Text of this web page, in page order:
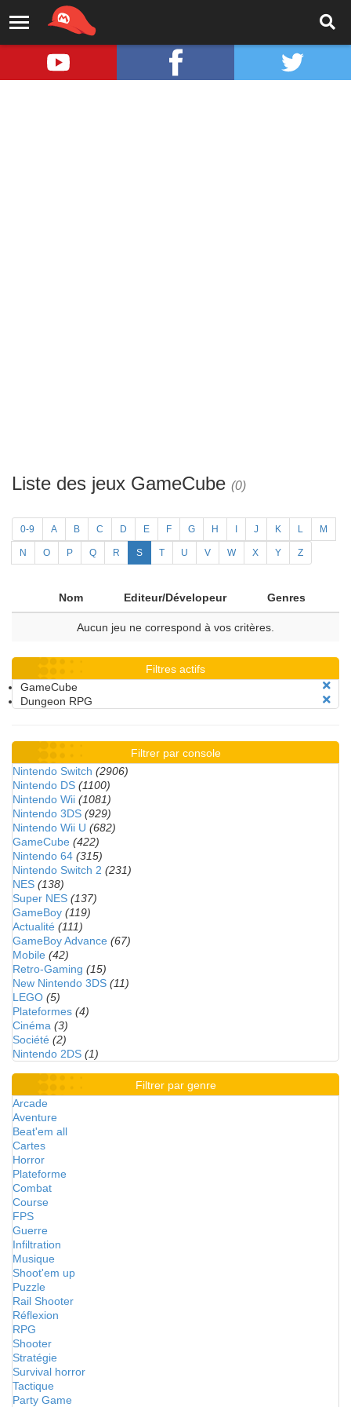
Liste des jeux GameCube (0)
0-9 A B C D E F G H J K L M
N O P Q R S T U V W X Y Z
Nom Editeur/Dévelopeur Genres
Aucun jeu ne correspond à vos critères.
Filtres actifs
GameCube
Dungeon RPG
Filtrer par console
Nintendo Switch (2906)
Nintendo DS (1100)
Nintendo Wii (1081)
Nintendo 3DS (929)
Nintendo Wii U (682)
GameCube (422)
Nintendo 64 (315)
Nintendo Switch 2 (231)
NES (138)
Super NES (137)
GameBoy (119)
Actualité (111)
GameBoy Advance (67)
Mobile (42)
Retro-Gaming (15)
New Nintendo 3DS (11)
LEGO (5)
Plateformes (4)
Cinéma (3)
Société (2)
Nintendo 2DS (1)
Filtrer par genre
Arcade
Aventure
Beat'em all
Cartes
Horror
Plateforme
Combat
Course
FPS
Guerre
Infiltration
Musique
Shoot'em up
Puzzle
Rail Shooter
Réflexion
RPG
Shooter
Stratégie
Survival horror
Tactique
Party Game